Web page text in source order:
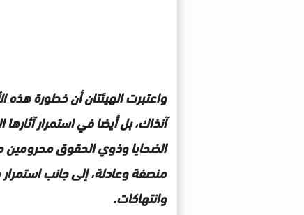
واعتبرت الهيئتان أن خطورة
آنذاك، بل أيضا في استمرار
الضحايا وذوي الحقوق
منصفة وعادلة، إلى جانب
وانتهاكات.